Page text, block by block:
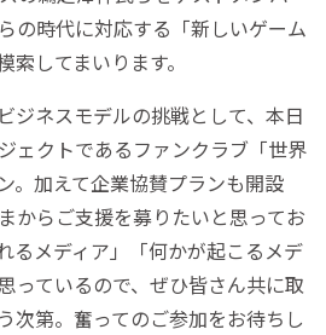
の時代に対応する「新しいゲーム
してまいります。
ジネスモデルの挑戦として、本日
ェクトであるファンクラブ「世界
。加えて企業協賛プランも開設
からご支援を募りたいと思ってお
るメディア」「何かが起こるメデ
っているので、ぜひ皆さん共に取
次第。奮ってのご参加をお待ちし